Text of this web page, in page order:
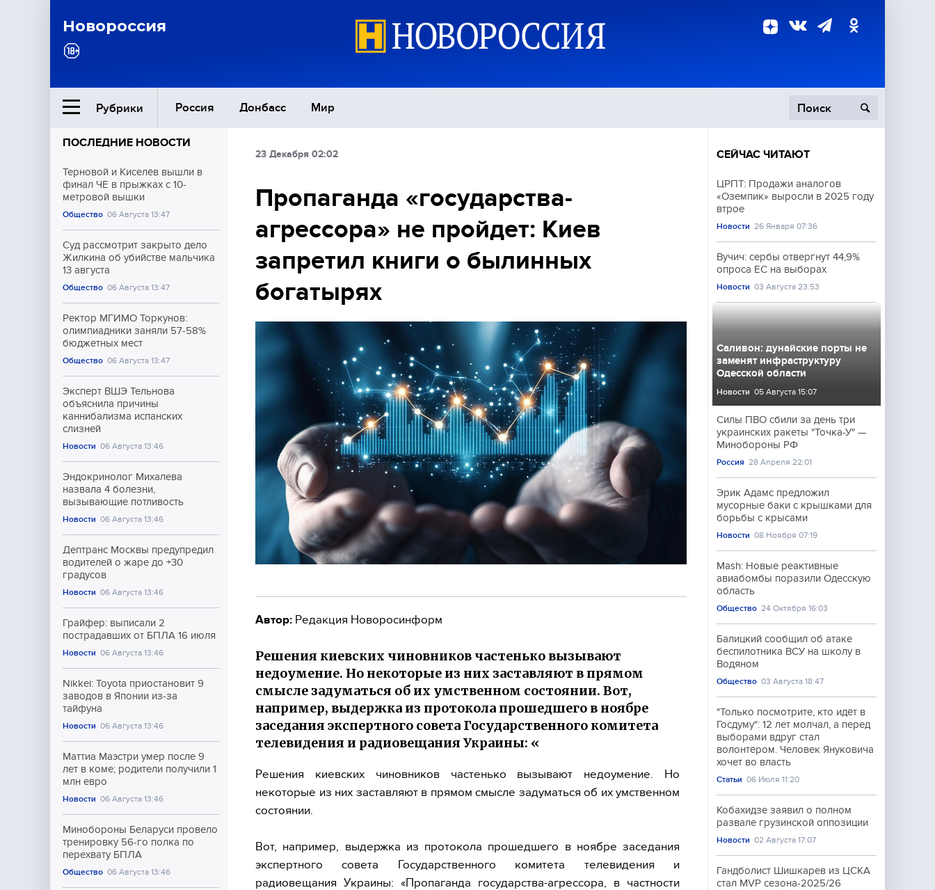
Новороссия
Рубрики Россия Донбасс Мир
Ближний Восток
Общество
Экономика
Происшествия
Культура
Спорт
ПОСЛЕДНИЕ НОВОСТИ
Терновой и Киселёв вышли в
финал ЧЕ в прыжках с 10-
метровой вышки
Общество 06 Августа 13:47
Суд рассмотрит закрыто дело
Жилкина об убийстве мальчика
13 августа
Общество 06 Августа 13:47
Ректор МГИМО Торкунов:
олимпиадники заняли 57-58%
бюджетных мест
Общество 06 Августа 13:47
Эксперт ВШЭ Тельнова
объяснила причины
каннибализма испанских
слизней
Новости 06 Августа 13:46
Эндокринолог Михалева
назвала 4 болезни,
вызывающие потливость
Новости 06 Августа 13:46
Дептранс Москвы предупредил
водителей о жаре до +30
градусов
Новости 06 Августа 13:46
Грайфер: выписали 2
пострадавших от БПЛА 16 июля
Новости 06 Августа 13:46
Nikkei: Toyota приостановит 9
заводов в Японии из-за
тайфуна
Новости 06 Августа 13:46
Маттиа Маэстри умер после 9
лет в коме; родители получили 1
млн евро
Новости 06 Августа 13:46
Минобороны Беларуси провело
тренировку 56-го полка по
перехвату БПЛА
Общество 06 Августа 13:46
23 Декабря 02:02
Пропаганда «государства-
агрессора» не пройдет: Киев
запретил книги о былинных
богатырях
Автор: Редакция Новоросинформ
Решения киевских чиновников частенько вызывают
недоумение. Но некоторые из них заставляют в прямом
смысле задуматься об их умственном состоянии. Вот,
например, выдержка из протокола прошедшего в ноябре
заседания экспертного совета Государственного комитета
телевидения и радиовещания Украины: «
Решения киевских чиновников частенько вызывают недоумение. Но
некоторые из них заставляют в прямом смысле задуматься об их умственном
состоянии.
Вот, например, выдержка из протокола прошедшего в ноябре заседания
экспертного совета Государственного комитета телевидения и
радиовещания Украины: «Пропаганда государства-агрессора, в частности
СЕЙЧАС ЧИТАЮТ
ЦРПТ: Продажи аналогов
«Оземпик» выросли в 2025 году
втрое
Новости 26 Января 07:36
Вучич: сербы отвергнут 44,9%
опроса ЕС на выборах
Новости 03 Августа 23:53
Саливон: дунайские порты не
заменят инфраструктуру
Одесской области
Новости 05 Августа 15:07
Силы ПВО сбили за день три
украинских ракеты "Точка-У" —
Минобороны РФ
Россия 28 Апреля 22:01
Эрик Адамс предложил
мусорные баки с крышками для
борьбы с крысами
Новости 08 Ноября 07:19
Mash: Новые реактивные
авиабомбы поразили Одесскую
область
Общество 24 Октября 16:03
Балицкий сообщил об атаке
беспилотника ВСУ на школу в
Водяном
Общество 03 Августа 18:47
"Только посмотрите, кто идёт в
Госдуму": 12 лет молчал, а перед
выборами вдруг стал
волонтёром. Человек Януковича
хочет во власть
Статьи 06 Июля 11:20
Кобахидзе заявил о полном
развале грузинской оппозиции
Новости 02 Августа 17:07
Гандболист Шишкарев из ЦСКА
стал MVP сезона-2025/26